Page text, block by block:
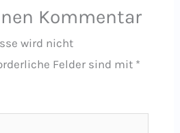
Kommentar
wird nicht
Felder sind mit *